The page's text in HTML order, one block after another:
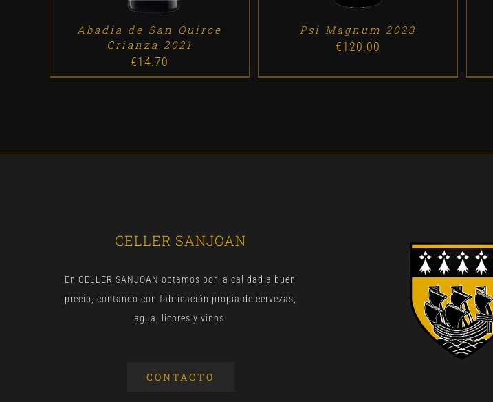
Abadia de San Quirce
Crianza 2021
€14.70
Psi Magnum 2023
€120.00
CELLER SANJOAN
En CELLER SANJOAN optamos por la calidad a buen
precio, contando con fabricación propia de cervezas,
agua, licores y vinos.
CONTACTO